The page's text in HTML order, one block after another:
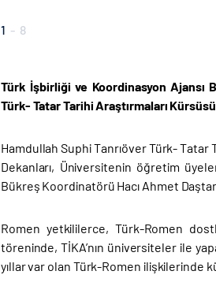
1 - 8
Türk İşbirliği ve Koordinasyon Ajansı
Türk- Tatar Tarihi Araştırmaları
Hamdullah Suphi Tanrıöver Türk- Tatar
Dekanları, Üniversitenin öğretim
Bükreş Koordinatörü Hacı Ahmet
Romen yetkililerce, Türk-Romen
töreninde, TİKA’nın üniversiteler ile
yıllar var olan Türk-Romen ilişkilerinde